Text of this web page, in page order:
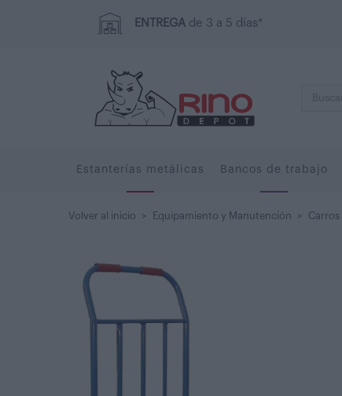
ENTREGA de 3 a 5 días*
Estanterías metálicas Bancos de trabajo
Volver al inicio > Equipamiento y Manutención >